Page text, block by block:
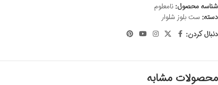
شناسه محصول: نامعلوم
دسته: ست بلوز شلوار
دنبال کردن:
محصولات مشابه